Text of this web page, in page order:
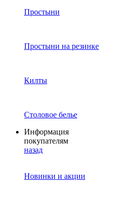
Простыни
Простыни на резинке
Килты
Столовое белье
Информация
покупателям
назад
Новинки и акции